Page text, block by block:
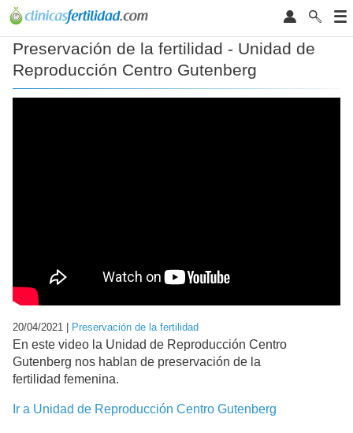
Preservación de la fertilidad - Unidad de
Reproducción Centro Gutenberg
20/04/2021 | Preservación de la fertilidad
En este video la Unidad de Reproducción Centro
Gutenberg nos hablan de preservación de la
fertilidad femenina.
Ir a Unidad de Reproducción Centro Gutenberg